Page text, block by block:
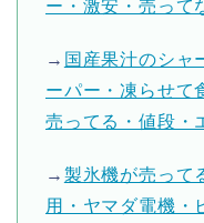
ー・激安・売って
→ 国産果汁のシャ
ーパー・凍らせて
売ってる・値段・
→ 製氷機が売って
用・ヤマダ電機・